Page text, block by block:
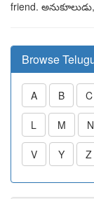
friend.
Browse
A B C
L M N
V Y Z